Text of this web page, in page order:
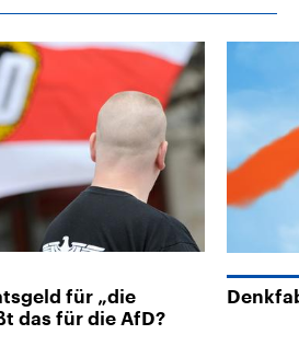
für „die
das für die AfD?